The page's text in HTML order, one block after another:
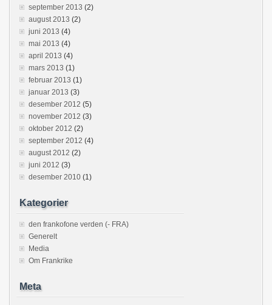
september 2013 (2)
august 2013 (2)
juni 2013 (4)
mai 2013 (4)
april 2013 (4)
mars 2013 (1)
februar 2013 (1)
januar 2013 (3)
desember 2012 (5)
november 2012 (3)
oktober 2012 (2)
september 2012 (4)
august 2012 (2)
juni 2012 (3)
desember 2010 (1)
Kategorier
den frankofone verden (- FRA)
Generelt
Media
Om Frankrike
Meta